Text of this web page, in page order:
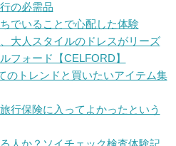
の必需品
でいることで心配した体験
大人スタイルのドレスがリーズ
フォード【CELFORD】
のトレンドと買いたいアイテム集
行保険に入ってよかったという